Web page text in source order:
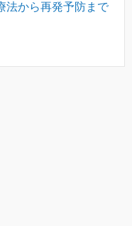
法から再発予防まで